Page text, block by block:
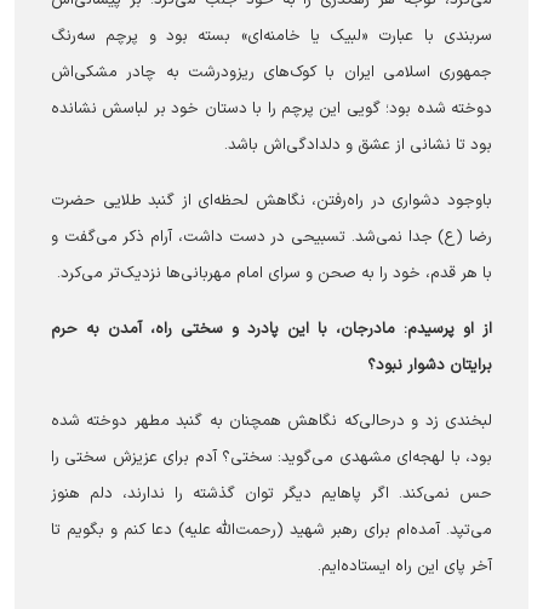
سربندی با عبارت «لبیک یا خامنه‌ای» بسته بود و پرچم سه‌رنگ
جمهوری اسلامی ایران با کوک‌های ریزودرشت به چادر مشکی‌اش
دوخته شده بود؛ گویی این پرچم را با دستان خود بر لباسش نشانده
بود تا نشانی از عشق و دلدادگی‌اش باشد.
باوجود دشواری در راه‌رفتن، نگاهش لحظه‌ای از گنبد طلایی حضرت
رضا (ع) جدا نمی‌شد. تسبیحی در دست داشت، آرام ذکر می‌گفت و
با هر قدم، خود را به صحن و سرای امام مهربانی‌ها نزدیک‌تر می‌کرد.
از او پرسیدم: مادرجان، با این پادرد و سختی راه، آمدن به حرم
برایتان دشوار نبود؟
لبخندی زد و درحالی‌که نگاهش همچنان به گنبد مطهر دوخته شده
بود، با لهجه‌ای مشهدی می‌گوید: سختی؟ آدم برای عزیزش سختی را
حس نمی‌کند. اگر پاهایم دیگر توان گذشته را ندارند، دلم هنوز
می‌تپد. آمده‌ام برای رهبر شهید (رحمت‌الله علیه) دعا کنم و بگویم تا
آخر پای این راه ایستاده‌ایم.